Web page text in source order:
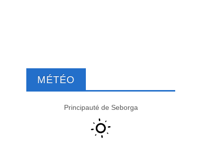
MÉTÉO
Principauté de Seborga